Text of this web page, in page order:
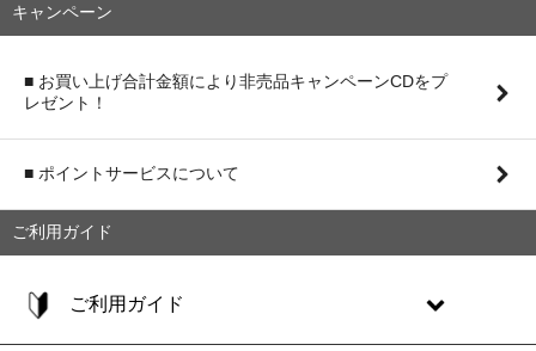
キャンペーン
■ お買い上げ合計金額により非売品キャンペーンCDをプ
レゼント！
■ ポイントサービスについて
ご利用ガイド
ご利用ガイド